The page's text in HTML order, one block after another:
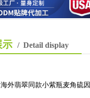
示 / Detail display
海外翡翠同款小紫瓶麦角硫因